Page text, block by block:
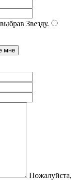
Звезду.
Пожалуйста,